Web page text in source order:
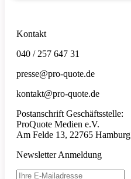
Kontakt
040 / 257 647 31
presse@pro-quote.de
kontakt@pro-quote.de
Postanschrift Geschäftsstelle:
ProQuote Medien e.V.
Am Felde 13, 22765 Hamburg
Newsletter Anmeldung